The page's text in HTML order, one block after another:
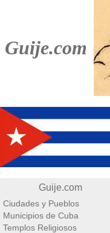
Guije.com
Guije.com
Ciudades y Pueblos
Municipios de Cuba
Templos Religiosos